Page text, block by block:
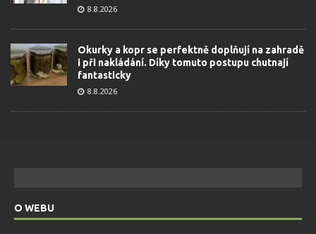
8.8.2026
Okurky a kopr se perfektně doplňují na zahradě
i při nakládání. Díky tomuto postupu chutnají
fantasticky
8.8.2026
O WEBU